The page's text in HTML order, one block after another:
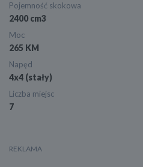
Pojemność skokowa
2400 cm3
Moc
265 KM
Napęd
4x4 (stały)
Liczba miejsc
7